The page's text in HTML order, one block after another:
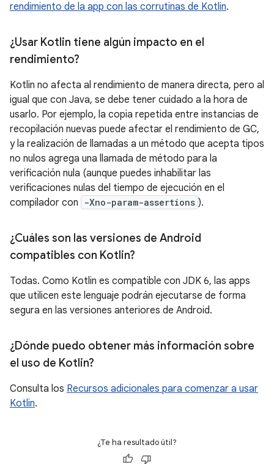
rendimiento de la app con las corrutinas de Kotlin.
¿Usar Kotlin tiene algún impacto en el
rendimiento?
Kotlin no afecta al rendimiento de manera directa, pero al
igual que con Java, se debe tener cuidado a la hora de
usarlo. Por ejemplo, la copia repetida entre instancias de
recopilación nuevas puede afectar el rendimiento de GC,
y la realización de llamadas a un método que acepta tipos
no nulos agrega una llamada de método para la
verificación nula (aunque puedes inhabilitar las
verificaciones nulas del tiempo de ejecución en el
compilador con
-Xno-param-assertions ).
¿Cuáles son las versiones de Android
compatibles con Kotlin?
Todas. Como Kotlin es compatible con JDK 6, las apps
que utilicen este lenguaje podrán ejecutarse de forma
segura en las versiones anteriores de Android.
¿Dónde puedo obtener más información sobre
el uso de Kotlin?
Consulta los Recursos adicionales para comenzar a usar
Kotlin.
¿Te ha resultado útil?